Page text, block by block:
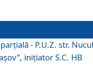
- P.U.Z. str.
iniţiator S.C. HB